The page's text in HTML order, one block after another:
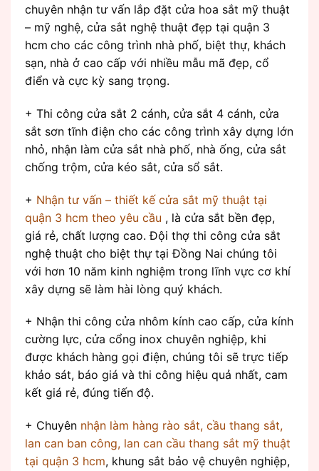
chuyên nhận tư vấn lắp đặt cửa hoa sắt mỹ thuật
– mỹ nghệ, cửa sắt nghệ thuật đẹp tại quận 3
hcm cho các công trình nhà phố, biệt thự, khách
sạn, nhà ở cao cấp với nhiều mẫu mã đẹp, cổ
điển và cực kỳ sang trọng.
+ Thi công cửa sắt 2 cánh, cửa sắt 4 cánh, cửa
sắt sơn tĩnh điện cho các công trình xây dựng lớn
nhỏ, nhận làm cửa sắt nhà phố, nhà ống, cửa sắt
chống trộm, cửa kéo sắt, cửa sổ sắt.
+ Nhận tư vấn – thiết kế cửa sắt mỹ thuật tại
quận 3 hcm theo yêu cầu , là cửa sắt bền đẹp,
giá rẻ, chất lượng cao. Đội thợ thi công cửa sắt
nghệ thuật cho biệt thự tại Đồng Nai chúng tôi
với hơn 10 năm kinh nghiệm trong lĩnh vực cơ khí
xây dựng sẽ làm hài lòng quý khách.
+ Nhận thi công cửa nhôm kính cao cấp, cửa kính
cường lực, cửa cổng inox chuyên nghiệp, khi
được khách hàng gọi điện, chúng tôi sẽ trực tiếp
khảo sát, báo giá và thi công hiệu quả nhất, cam
kết giá rẻ, đúng tiến độ.
+ Chuyên nhận làm hàng rào sắt, cầu thang sắt,
lan can ban công, lan can cầu thang sắt mỹ thuật
tại quận 3 hcm, khung sắt bảo vệ chuyên nghiệp,